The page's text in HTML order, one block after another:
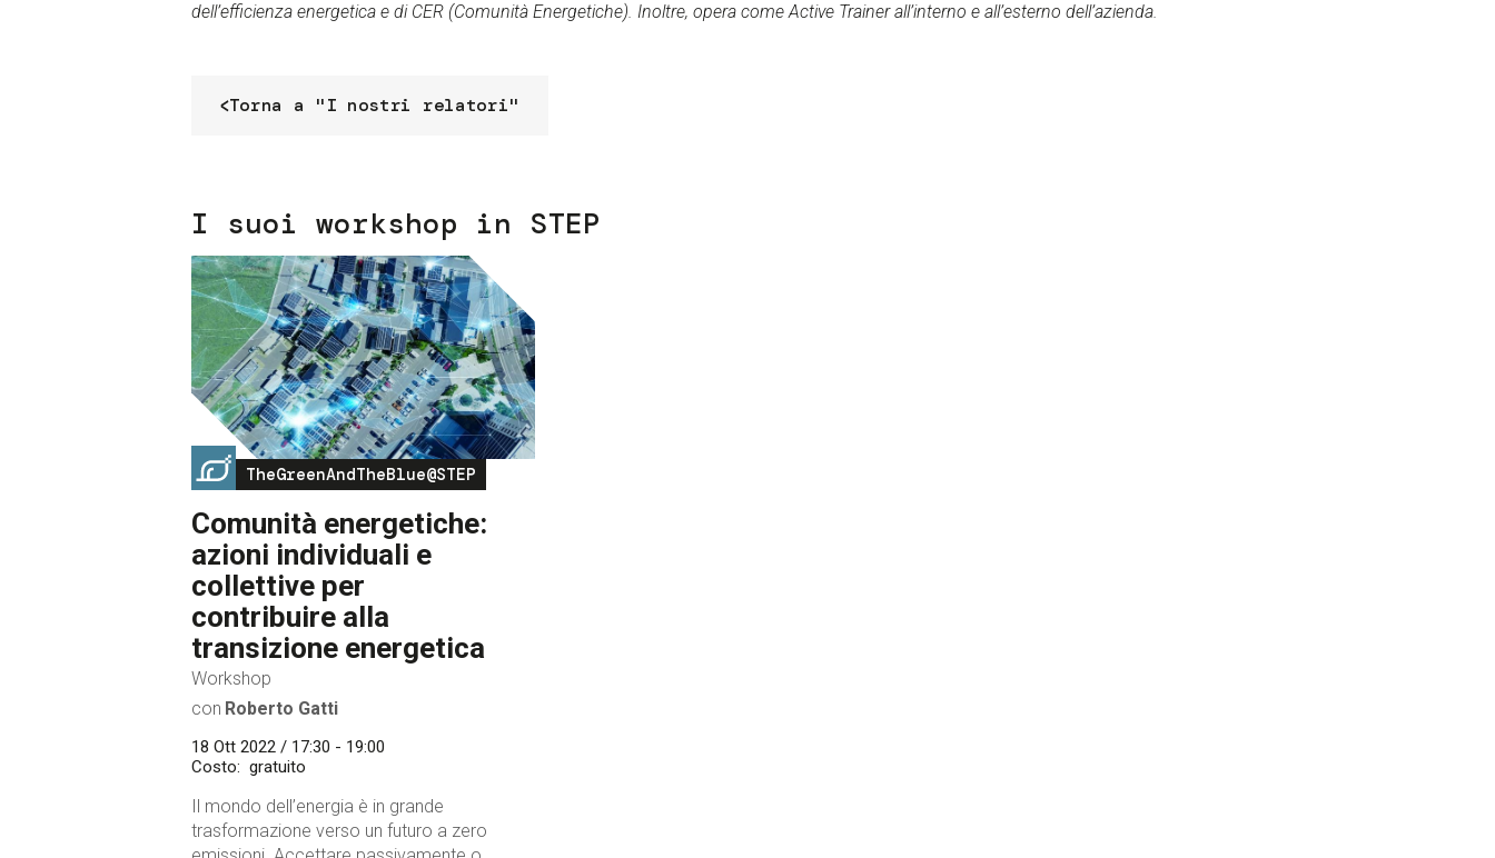
dell’efficienza energetica e di CER (Comunità Energetiche). Inoltre, opera come Active Trainer all’interno e all’esterno dell’azienda.
Torna a "I nostri relatori"
I suoi workshop in STEP
Image
TheGreenAndTheBlue@STEP
Comunità energetiche:
azioni individuali e
collettive per
contribuire alla
transizione energetica
Workshop
con Roberto Gatti
18 Ott 2022 / 17:30 - 19:00
Costo
gratuito
Il mondo dell’energia è in grande
trasformazione verso un futuro a zero